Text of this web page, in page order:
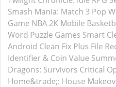
Smash Mania: Match 3 Pop
Game NBA 2K Mobile
Word Puzzle Games Smart
Android Clean Fix Plus File
Identifier & Coin Value
Dragons: Survivors Critical
Home&trade;: House